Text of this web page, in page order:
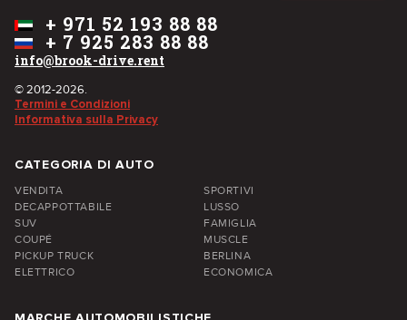
info@brook-drive.rent
+ 7 925 283 88 88
+ 971 52 193 88 88
© 2012-2026.
Termini e Condizioni
Informativa sulla Privacy
CATEGORIA DI AUTO
VENDITA
SPORTIVI
DECAPPOTTABILE
LUSSO
SUV
FAMIGLIA
COUPÉ
MUSCLE
PICKUP TRUCK
BERLINA
ELETTRICO
ECONOMICA